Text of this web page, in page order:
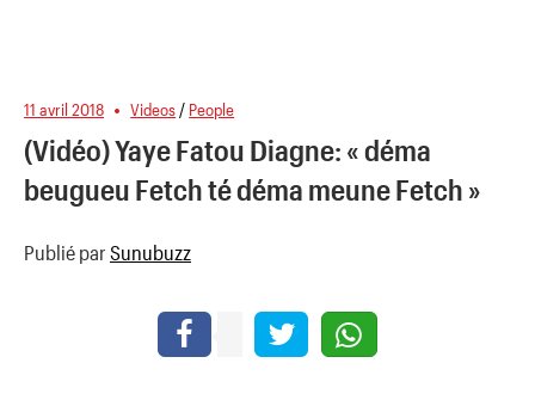
11 avril 2018 Videos / People
(Vidéo) Yaye Fatou Diagne: « déma
beugueu Fetch té déma meune Fetch »
Publié par Sunubuzz